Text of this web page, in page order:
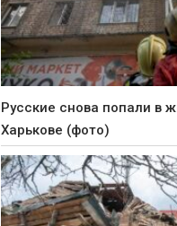
Русские снова попали в
Харькове (фото)